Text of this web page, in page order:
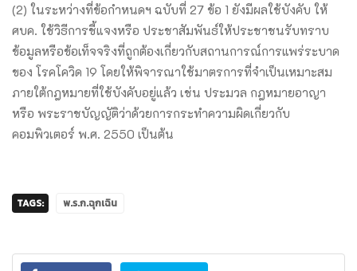
(2) ในระหว่างที่ข้อกําหนดฯ ฉบับที่ 27 ข้อ 1 ยังมีผลใช้บังคับ ให้
ศบค. ใช้วิธีการชี้แจงหรือ ประชาสัมพันธ์ให้ประชาชนรับทราบ
ข้อมูลหรือข้อเท็จจริงที่ถูกต้องเกี่ยวกับสถานการณ์การแพร่ระบาด
ของ โรคโควิด 19 โดยให้พิจารณาใช้มาตรการที่จําเป็นเหมาะสม
ภายใต้กฎหมายที่ใช้บังคับอยู่แล้ว เช่น ประมวล กฎหมายอาญา
หรือ พระราชบัญญัติว่าด้วยการกระทําความผิดเกี่ยวกับ
คอมพิวเตอร์ พ.ศ. 2550 เป็นต้น
TAGS: พ.ร.ก.ฉุกเฉิน